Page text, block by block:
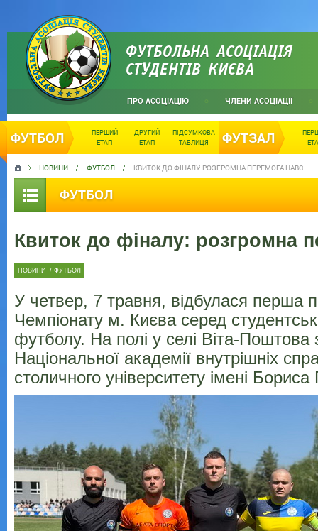
ФУТБОЛЬНА АСОЦІАЦІЯ
СТУДЕНТІВ КИЄВА
ПРО АСОЦІАЦІЮ ЧЛЕНИ АСОЦІАЦІЇ
ФУТБОЛ
ПЕРШИЙ
ЕТАП
ДРУГИЙ
ЕТАП
ПІДСУМКОВА
ТАБЛИЦЯ
ФУТЗАЛ
НОВИНИ ФУТБОЛ КВИТОК ДО ФІНАЛУ: РОЗГРОМНА ПЕРЕМОГА НАВС
ФУТБОЛ
Квиток до фіналу: розгромна
НОВИНИ / ФУТБОЛ
У четвер, 7 травня, відбулася перша
Чемпіонату м. Києва серед
футболу. На полі у селі Віта-Поштова
Національної академії внутрішніх
столичного університету імені Бориса